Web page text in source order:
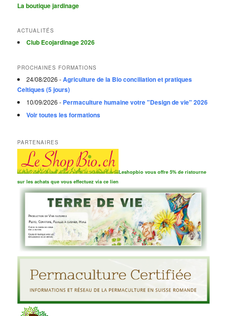
La boutique jardinage
ACTUALITÉS
Club Ecojardinage 2026
PROCHAINES FORMATIONS
24/08/2026 -Agriculture de la Bio conciliation et pratiques
Celtiques (5 jours)
10/09/2026 - Permaculture humaine votre "Design de vie" 2026
Voir toutes les formations
PARTENAIRES
Leshopbio vous offre 5% de ristourne
sur les achats que vous effectuez via ce lien